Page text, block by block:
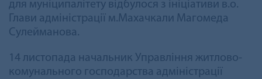
для муніципалітету відбулося з ініціативи в.о.
Глави адміністрації м.Махачкали Магомеда
Сулейманова.
14 листопада начальник Управління житлово-
комунального господарства адміністрації